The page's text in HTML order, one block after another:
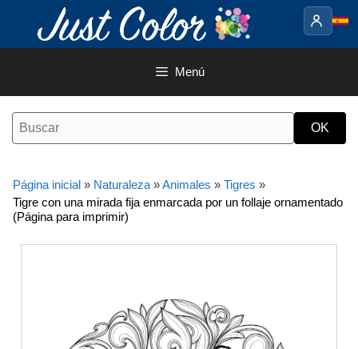
contenido
Menú
Página inicial » Naturaleza »Animales » Tigres »
Tigre con una mirada fija enmarcada por un follaje ornamentado
(Página para imprimir)